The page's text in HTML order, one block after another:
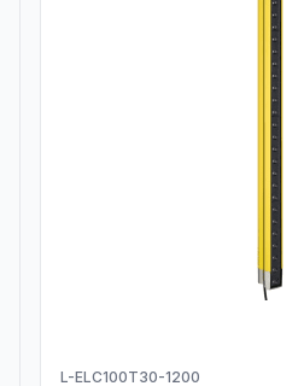
L-ELC100T30-1200